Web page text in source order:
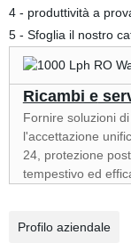
4 - produttività a
5 - Sfoglia il nostro
Ricambi e
Fornire soluzioni
l'accettazione
24, protezione
tempestivo ed
Profilo aziendale